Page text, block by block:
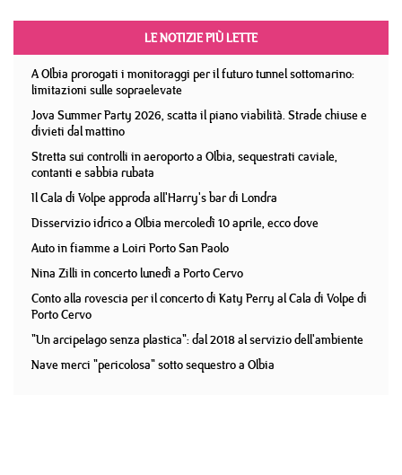
LE NOTIZIE PIÙ LETTE
A Olbia prorogati i monitoraggi per il futuro tunnel sottomarino:
limitazioni sulle sopraelevate
Jova Summer Party 2026, scatta il piano viabilità. Strade chiuse e
divieti dal mattino
Stretta sui controlli in aeroporto a Olbia, sequestrati caviale,
contanti e sabbia rubata
Il Cala di Volpe approda all'Harry's bar di Londra
Disservizio idrico a Olbia mercoledì 10 aprile, ecco dove
Auto in fiamme a Loiri Porto San Paolo
Nina Zilli in concerto lunedì a Porto Cervo
Conto alla rovescia per il concerto di Katy Perry al Cala di Volpe di
Porto Cervo
"Un arcipelago senza plastica": dal 2018 al servizio dell'ambiente
Nave merci "pericolosa" sotto sequestro a Olbia